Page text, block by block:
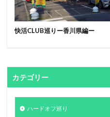
快活CLUB巡りー香川県編ー
カテゴリー
ハードオフ巡り